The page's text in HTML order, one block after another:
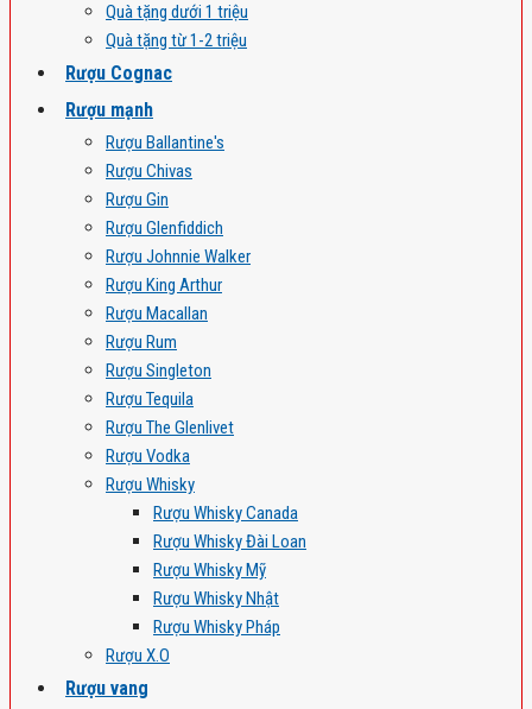
Quà tặng dưới 1 triệu
Quà tặng từ 1-2 triệu
Rượu Cognac
Rượu mạnh
Rượu Ballantine's
Rượu Chivas
Rượu Gin
Rượu Glenfiddich
Rượu Johnnie Walker
Rượu King Arthur
Rượu Macallan
Rượu Rum
Rượu Singleton
Rượu Tequila
Rượu The Glenlivet
Rượu Vodka
Rượu Whisky
Rượu Whisky Canada
Rượu Whisky Đài Loan
Rượu Whisky Mỹ
Rượu Whisky Nhật
Rượu Whisky Pháp
Rượu X.O
Rượu vang